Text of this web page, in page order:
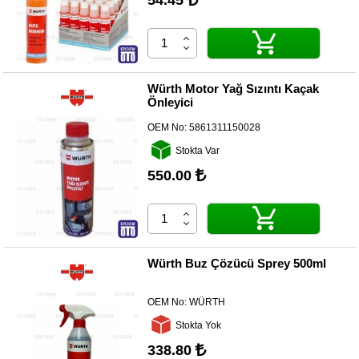
Würth Motor Yağ Sızıntı Kaçak
Önleyici
OEM No:5861311150028
Stokta Var
550.00
Würth Buz Çözücü Sprey 500ml
OEM No:WÜRTH
Stokta Yok
338.80